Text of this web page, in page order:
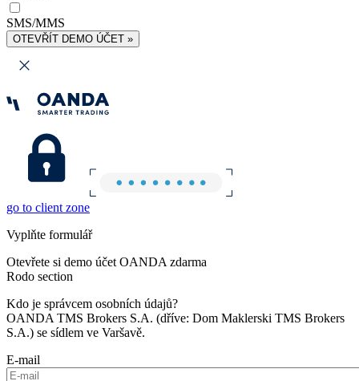
SMS/MMS
OTEVŘÍT DEMO ÚČET »
go to client zone
Vyplňte formulář
Otevřete si demo účet OANDA zdarma
Rodo section
Kdo je správcem osobních údajů?
OANDA TMS Brokers S.A. (dříve: Dom Maklerski TMS Brokers
S.A.) se sídlem ve Varšavě.
E-mail